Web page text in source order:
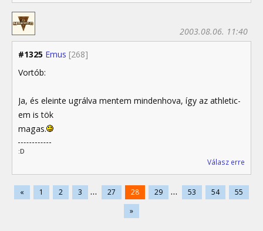
#1325 Emus [268]
2003.08.06. 11:40
Vortób:
Ja, és eleinte ugrálva mentem mindenhova, így az athletic-
em is tök
magas.
:D
Válasz erre
« 1 2 3 ... 27 28 29 ... 53 54
55
»